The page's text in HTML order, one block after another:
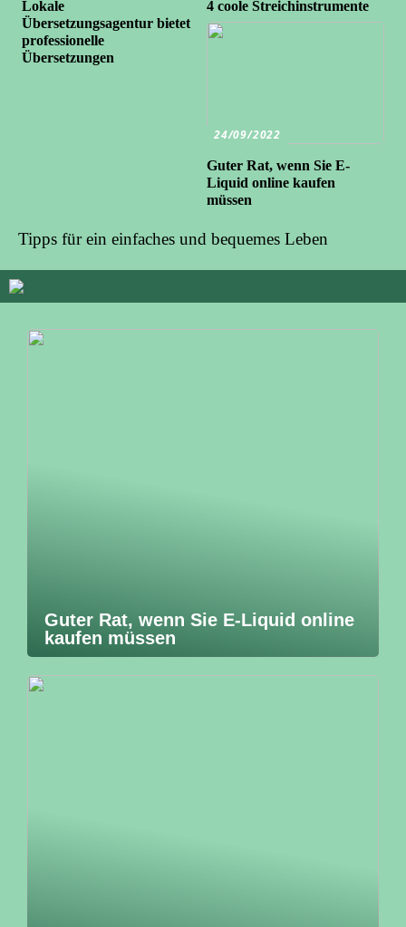
Lokale
Übersetzungsagentur bietet
professionelle
Übersetzungen
4 coole Streichinstrumente
24/09/2022
Guter Rat, wenn Sie E-
Liquid online kaufen
müssen
Tipps für ein einfaches und bequemes Leben
Guter Rat, wenn Sie E-Liquid online
kaufen müssen